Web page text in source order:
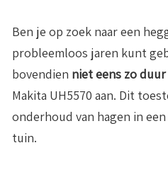
Ben je op zoek naar een
probleemloos jaren kunt
bovendien niet eens zo duur
Makita UH5570 aan. Dit
onderhoud van hagen in
tuin.